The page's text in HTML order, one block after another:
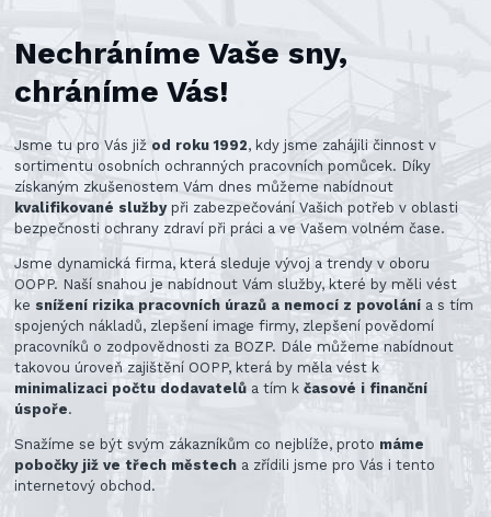
Nechráníme Vaše sny,
chráníme Vás!
Jsme tu pro Vás již od roku 1992, kdy jsme zahájili činnost v
sortimentu osobních ochranných pracovních pomůcek. Díky
získaným zkušenostem Vám dnes můžeme nabídnout
kvalifikované službypři zabezpečování Vašich potřeb v oblasti
bezpečnosti ochrany zdraví při práci a ve Vašem volném čase.
Jsme dynamická firma, která sleduje vývoj a trendy v oboru
OOPP. Naší snahou je nabídnout Vám služby, které by měli vést
ke snížení rizika pracovních úrazů a nemocí z povolání a s tím
spojených nákladů, zlepšení image firmy, zlepšení povědomí
pracovníků o zodpovědnosti za BOZP. Dále můžeme nabídnout
takovou úroveň zajištění OOPP, která by měla vést k
minimalizaci počtu dodavatelů a tím kčasové i finanční
úspoře.
Snažíme se být svým zákazníkům co nejblíže, proto máme
pobočky již ve třech městech a zřídili jsme pro Vás i tento
internetový obchod.